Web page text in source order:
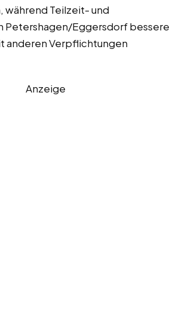
während Teilzeit- und
Petershagen/Eggersdorf bessere
anderen Verpflichtungen
Anzeige